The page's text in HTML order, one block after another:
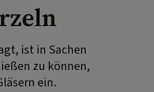
ist in Sachen
zu können,
ein.